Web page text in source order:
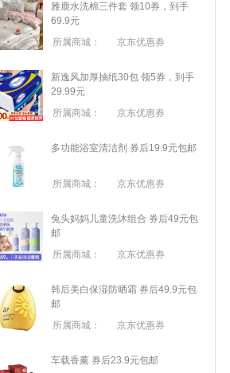
雅鹿水洗棉三件套 领10券，到手
69.9元
所属商城：
京东优惠券
新逸风加厚抽纸30包 领5券，到手
29.99元
所属商城：
京东优惠券
多功能浴室清洁剂 券后19.9元包邮
所属商城： 京东优惠券
兔头妈妈儿童洗沐组合 券后49元包
邮
所属商城：
京东优惠券
韩后美白保湿防晒霜 券后49.9元包
邮
所属商城：
京东优惠券
车载香薰 券后23.9元包邮